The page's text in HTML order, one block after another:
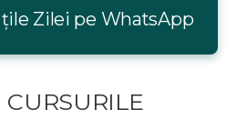
Zilei pe WhatsApp
CURSURILE